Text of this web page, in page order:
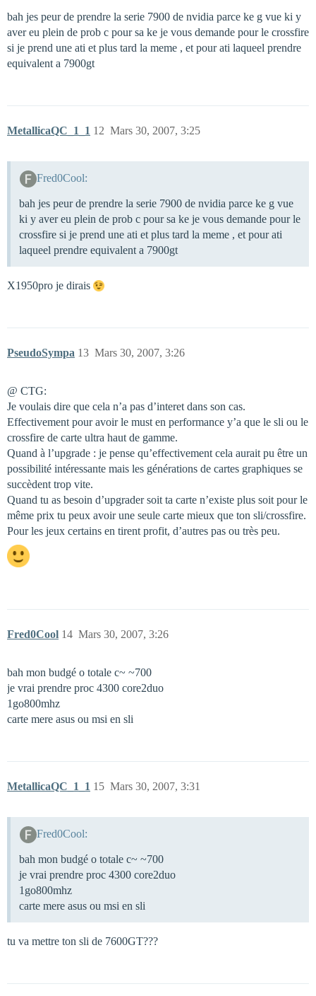
bah jes peur de prendre la serie 7900 de nvidia parce ke g vue ki y
aver eu plein de prob c pour sa ke je vous demande pour le crossfire
si je prend une ati et plus tard la meme , et pour ati laqueel prendre
equivalent a 7900gt
MetallicaQC_1_1 Mars 30, 2007, 3:25
12
Fred0Cool:
bah jes peur de prendre la serie 7900 de nvidia parce ke g vue
ki y aver eu plein de prob c pour sa ke je vous demande pour le
crossfire si je prend une ati et plus tard la meme , et pour ati
laqueel prendre equivalent a 7900gt
X1950pro je dirais
PseudoSympa Mars 30, 2007, 3:26
13
@ CTG:
Je voulais dire que cela n’a pas d’interet dans son cas.
Effectivement pour avoir le must en performance y’a que le sli ou le
crossfire de carte ultra haut de gamme.
Quand à l’upgrade : je pense qu’effectivement cela aurait pu être un
possibilité intéressante mais les générations de cartes graphiques se
succèdent trop vite.
Quand tu as besoin d’upgrader soit ta carte n’existe plus soit pour le
même prix tu peux avoir une seule carte mieux que ton sli/crossfire.
Pour les jeux certains en tirent profit, d’autres pas ou très peu.
Fred0Cool Mars 30, 2007, 3:26
14
bah mon budgé o totale c~ ~700
je vrai prendre proc 4300 core2duo
1go800mhz
carte mere asus ou msi en sli
MetallicaQC_1_1 Mars 30, 2007, 3:31
15
Fred0Cool:
bah mon budgé o totale c~ ~700
je vrai prendre proc 4300 core2duo
1go800mhz
carte mere asus ou msi en sli
tu va mettre ton sli de 7600GT???